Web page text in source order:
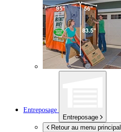
Entreposage
Entreposage
Retour au menu principal